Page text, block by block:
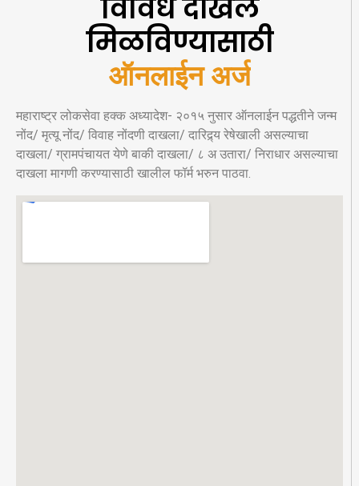
विविध दाखले
मिळविण्यासाठी
ऑनलाईन अर्ज
महाराष्ट्र लोकसेवा हक्क अध्यादेश- २०१५ नुसार ऑनलाईन पद्धतीने जन्म
नोंद/ मृत्यू नोंद/ विवाह नोंदणी दाखला/ दारिद्र्य रेषेखाली असल्याचा
दाखला/ ग्रामपंचायत येणे बाकी दाखला/ ८ अ उतारा/ निराधार असल्याचा
दाखला मागणी करण्यासाठी खालील फॉर्म भरुन पाठवा.